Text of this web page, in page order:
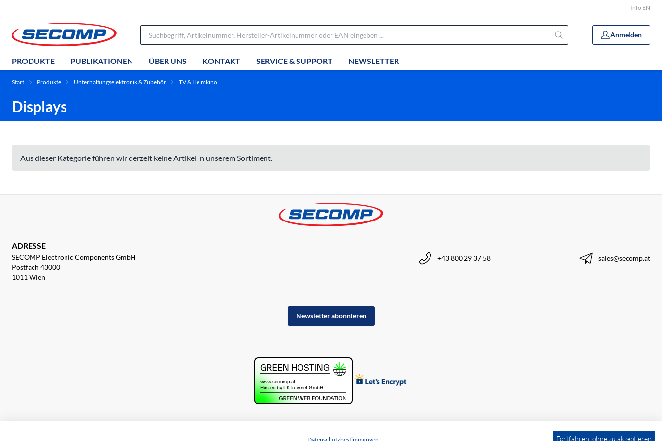
Info EN
Anmelden
PRODUKTE PUBLIKATIONEN ÜBER UNS KONTAKT SERVICE & SUPPORT NEWSLETTER
Start Produkte Unterhaltungselektronik & Zubehör TV & Heimkino
Displays
Aus dieser Kategorie führen wir derzeit keine Artikel in unserem Sortiment.
ADRESSE
SECOMP Electronic Components GmbH
Postfach 43000
1011 Wien
+43 800 29 37 58 sales@secomp.at
Newsletter abonnieren
Fortfahren, ohne zu akzeptieren
Datenschutzbestimmungen